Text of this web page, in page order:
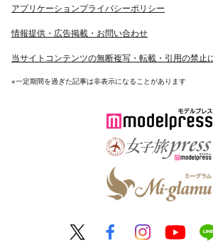
・好きなアーティストは木村カエラ、
■雑誌
アプリケーションプライバシーポリシー
情報提供・広告掲載・お問い合わせ
当サイトコンテンツの無断複写・転載・引用の禁止
※一定期間を過ぎた記事は非表示になることがあります